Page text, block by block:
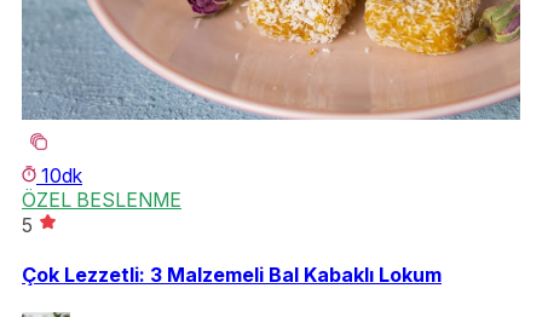
10dk
ÖZEL BESLENME
5
Çok Lezzetli: 3 Malzemeli Bal Kabaklı Lokum